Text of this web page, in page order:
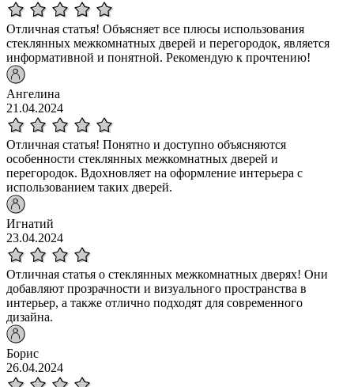
Отличная статья! Объясняет все плюсы использования
стеклянных межкомнатных дверей и перегородок, является
информативной и понятной. Рекомендую к прочтению!
Ангелина
21.04.2024
Отличная статья! Понятно и доступно объясняются
особенности стеклянных межкомнатных дверей и
перегородок. Вдохновляет на оформление интерьера с
использованием таких дверей.
Игнатий
23.04.2024
Отличная статья о стеклянных межкомнатных дверях! Они
добавляют прозрачности и визуального пространства в
интерьер, а также отлично подходят для современного
дизайна.
Борис
26.04.2024